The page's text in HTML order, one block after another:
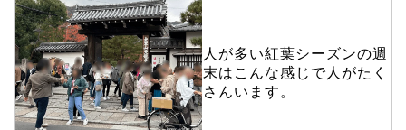
人が多い紅葉シーズンの週
末はこんな感じで人がたく
さんいます。